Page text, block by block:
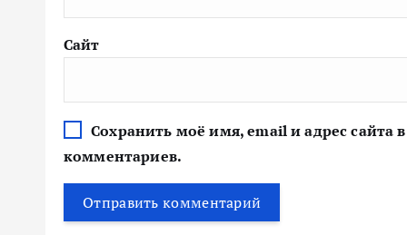
Сайт
Сохранить моё имя, email и адрес сайта
комментариев.